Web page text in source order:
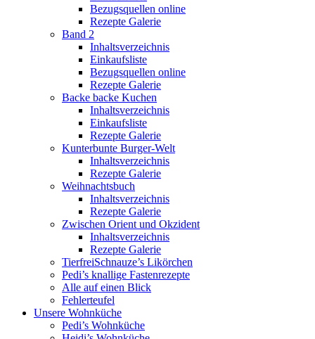
Bezugsquellen online
Rezepte Galerie
Band 2
Inhaltsverzeichnis
Einkaufsliste
Bezugsquellen online
Rezepte Galerie
Backe backe Kuchen
Inhaltsverzeichnis
Einkaufsliste
Rezepte Galerie
Kunterbunte Burger-Welt
Inhaltsverzeichnis
Rezepte Galerie
Weihnachtsbuch
Inhaltsverzeichnis
Rezepte Galerie
Zwischen Orient und Okzident
Inhaltsverzeichnis
Rezepte Galerie
TierfreiSchnauze’s Likörchen
Pedi’s knallige Fastenrezepte
Alle auf einen Blick
Fehlerteufel
Unsere Wohnküche
Pedi’s Wohnküche